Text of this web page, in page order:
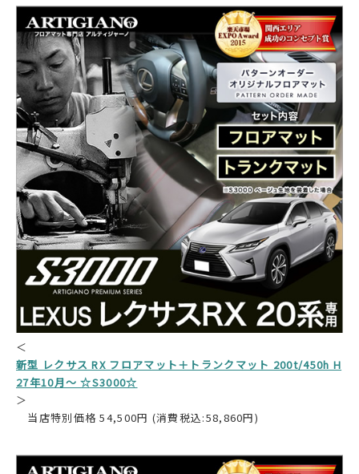
＜
新型 レクサス RX フロアマット＋トランクマット 200t/450h H
27年10月～ ☆S3000☆
＞
当店特別価格 54,500円 (消費税込:58,860円)